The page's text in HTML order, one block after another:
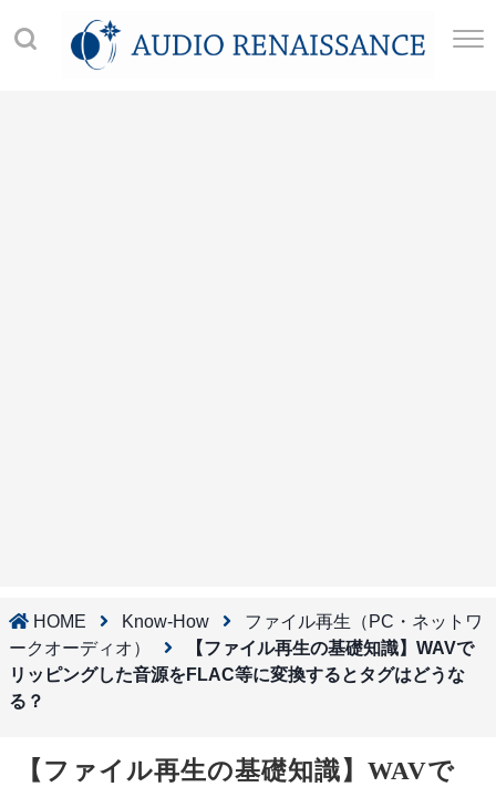
HOME Know-How
ファイル再生（PC・ネットワ
ークオーディオ）
【ファイル再生の基礎知識】WAVで
リッピングした音源をFLAC等に変換するとタグはどうな
る？
【ファイル再生の基礎知識】WAVで